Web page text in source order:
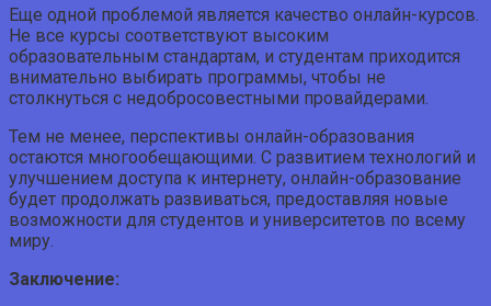
Еще одной проблемой является качество онлайн-курсов.
Не все курсы соответствуют высоким
образовательным стандартам, и студентам приходится
внимательно выбирать программы, чтобы не
столкнуться с недобросовестными провайдерами.
Тем не менее, перспективы онлайн-образования
остаются многообещающими. С развитием технологий и
улучшением доступа к интернету, онлайн-образование
будет продолжать развиваться, предоставляя новые
возможности для студентов и университетов по всему
миру.
Заключение: